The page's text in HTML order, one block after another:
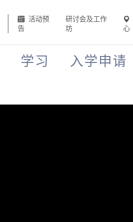
活动预
告
研讨会及工作
坊
心
学习 入学申请